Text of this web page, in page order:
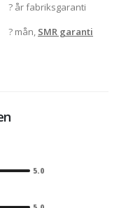
? år fabriksgaranti
? mån, SMR garanti
5.0